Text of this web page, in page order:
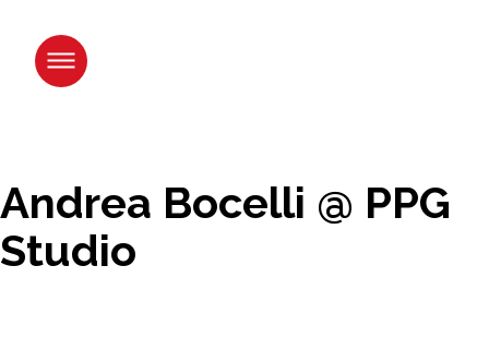
contenuti.
Andrea Bocelli @ PPG
Studio